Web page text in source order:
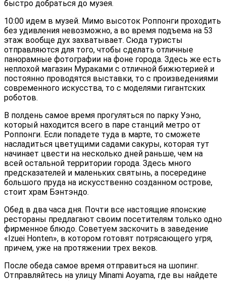
быстро добраться до музея.
10:00 идем в музей. Мимо высоток Роппонги проходить
без удивления невозможно, а во время подъема на 53
этаж вообще дух захватывает. Сюда туристы
отправляются для того, чтобы сделать отличные
панорамные фотографии на фоне города. Здесь же есть
неплохой магазин Мураками с отличной бижютерией и
постоянно проводятся выставки, то с произведениями
современного искусства, то с моделями гигантских
роботов.
В полдень самое время прогуляться по парку Уэно,
который находится всего в паре станций метро от
Роппонги. Если попадете туда в марте, то сможете
насладиться цветущими садами сакуры, которая тут
начинает цвести на несколько дней раньше, чем на
всей остальной территории города. Здесь много
предсказателей и маленьких святынь, а посередине
большого пруда на искусственно созданном острове,
стоит храм Бэнтэндо.
Обед в два часа дня. Почти все настоящие японские
рестораны предлагают своим посетителям только одно
фирменное блюдо. Советуем заскочить в заведение
«Izuei Honten», в котором готовят потрясающего угря,
причем, уже на протяжении трех веков.
После обеда самое время отправиться на шопинг.
Отправляйтесь на улицу Minami Aoyama, где вы найдете